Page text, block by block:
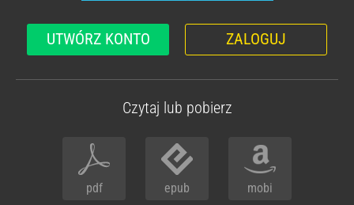
UTWÓRZ KONTO ZALOGUJ
Czytaj lub pobierz
pdf epub mobi